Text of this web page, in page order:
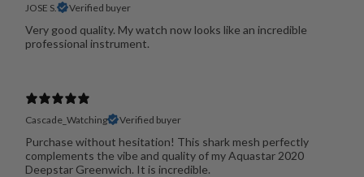
JOSE S. Verified buyer
Very good quality. My watch now looks like an incredible
professional instrument.
Cascade_Watching Verified buyer
Purchase without hesitation! This shark mesh perfectly
complements the vibe and quality of my Aquastar 2020
Deepstar Greenwich. It is incredible.